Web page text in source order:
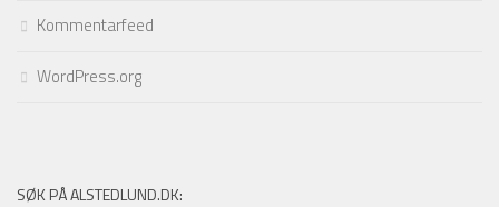
Kommentarfeed
WordPress.org
SØK PÅ ALSTEDLUND.DK: